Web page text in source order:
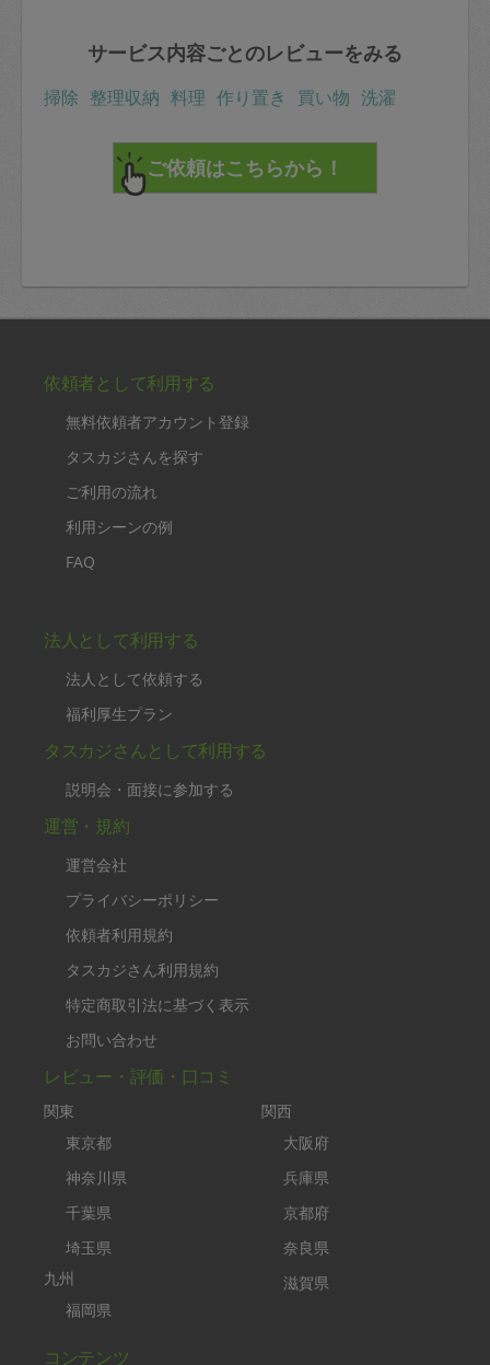
サービス内容ごとのレビューをみる
掃除 整理収納 料理 作り置き 買い物 洗濯
依頼者として利用する
無料依頼者アカウント登録
タスカジさんを探す
ご利用の流れ
利用シーンの例
FAQ
法人として利用する
法人として依頼する
福利厚生プラン
タスカジさんとして利用する
説明会・面接に参加する
運営・規約
運営会社
プライバシーポリシー
依頼者利用規約
タスカジさん利用規約
特定商取引法に基づく表示
お問い合わせ
レビュー・評価・口コミ
関東
東京都
神奈川県
千葉県
埼玉県
九州
福岡県
関西
大阪府
兵庫県
京都府
奈良県
滋賀県
コンテンツ